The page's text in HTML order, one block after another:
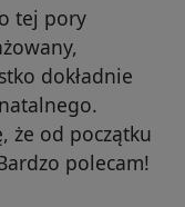
tej pory
dokładnie
że od początku
polecam!